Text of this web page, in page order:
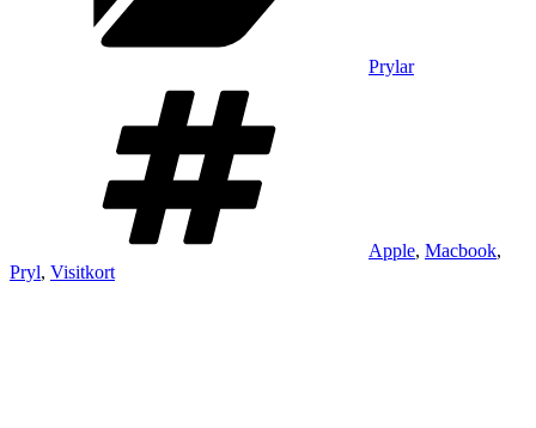
Prylar
Apple, Macbook,
Pryl, Visitkort